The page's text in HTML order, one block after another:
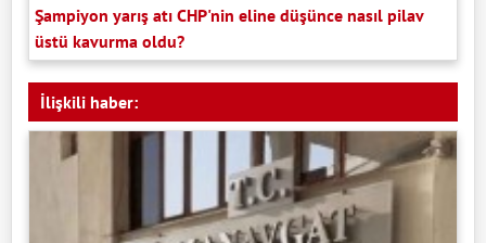
Şampiyon yarış atı CHP'nin eline düşünce nasıl pilav
üstü kavurma oldu?
İlişkili haber: